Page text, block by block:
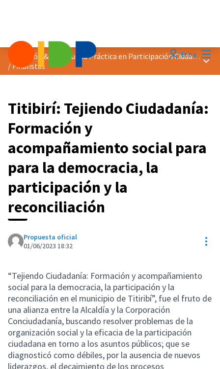
EntraDistinción &quot;Buena Práctica en Participación Ciudadana&quot; 2023
/Finalistas
Titibirí: Tejiendo Ciudadanía:
Formación y
acompañamiento social para
para la democracia, la
participación y la
reconciliación
Propuesta oficial
01/06/2023 18:32
“Tejiendo Ciudadanía: Formación y acompañamiento
social para la democracia, la participación y la
reconciliación en el municipio de Titiribí”, fue el fruto de
una alianza entre la Alcaldía y la Corporación
Conciudadanía, buscando resolver problemas de la
organización social y la eficacia de la participación
ciudadana en torno a los asuntos públicos; que se
diagnosticó como débiles, por la ausencia de nuevos
liderazgos, el decaimiento de los procesos